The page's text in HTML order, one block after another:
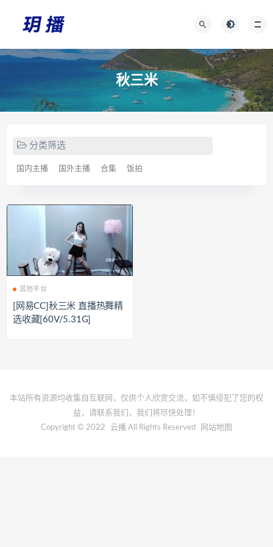
秋三米
分类筛选
国内主播 国外主播 合集 饭拍
其他平台
[网易CC]秋三米 直播热舞精
选收藏[60V/5.31G]
本站所有资源均收集自互联网，仅供个人欣赏交流，如不慎侵犯了您的权
益，请联系我们，我们将尽快处理！
Copyright © 2022
云播 All Rights Reserved 网站地图